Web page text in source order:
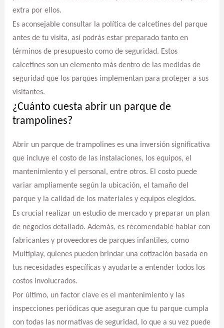
extra por ellos.
Es aconsejable consultar la política de calcetines del parque
antes de tu visita, así podrás estar preparado tanto en
términos de presupuesto como de seguridad. Estos
calcetines son un elemento más dentro de las medidas de
seguridad que los parques implementan para proteger a sus
visitantes.
¿Cuánto cuesta abrir un parque de
trampolines?
Abrir un parque de trampolines es una inversión significativa
que incluye el costo de las instalaciones, los equipos, el
mantenimiento y el personal, entre otros. El costo puede
variar ampliamente según la ubicación, el tamaño del
parque y la calidad de los materiales y equipos elegidos.
Es crucial realizar un estudio de mercado y preparar un plan
de negocios detallado. Además, es recomendable hablar con
fabricantes y proveedores de parques infantiles, como
Multiplay, quienes pueden brindar una cotización basada en
tus necesidades específicas y ayudarte a entender todos los
costos involucrados.
Por último, un factor clave es el mantenimiento y las
inspecciones periódicas que aseguran que tu parque cumpla
con todas las normativas de seguridad, lo que a su vez puede